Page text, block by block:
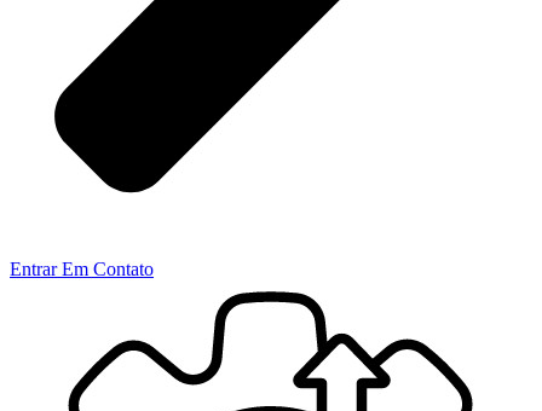
Entrar Em Contato